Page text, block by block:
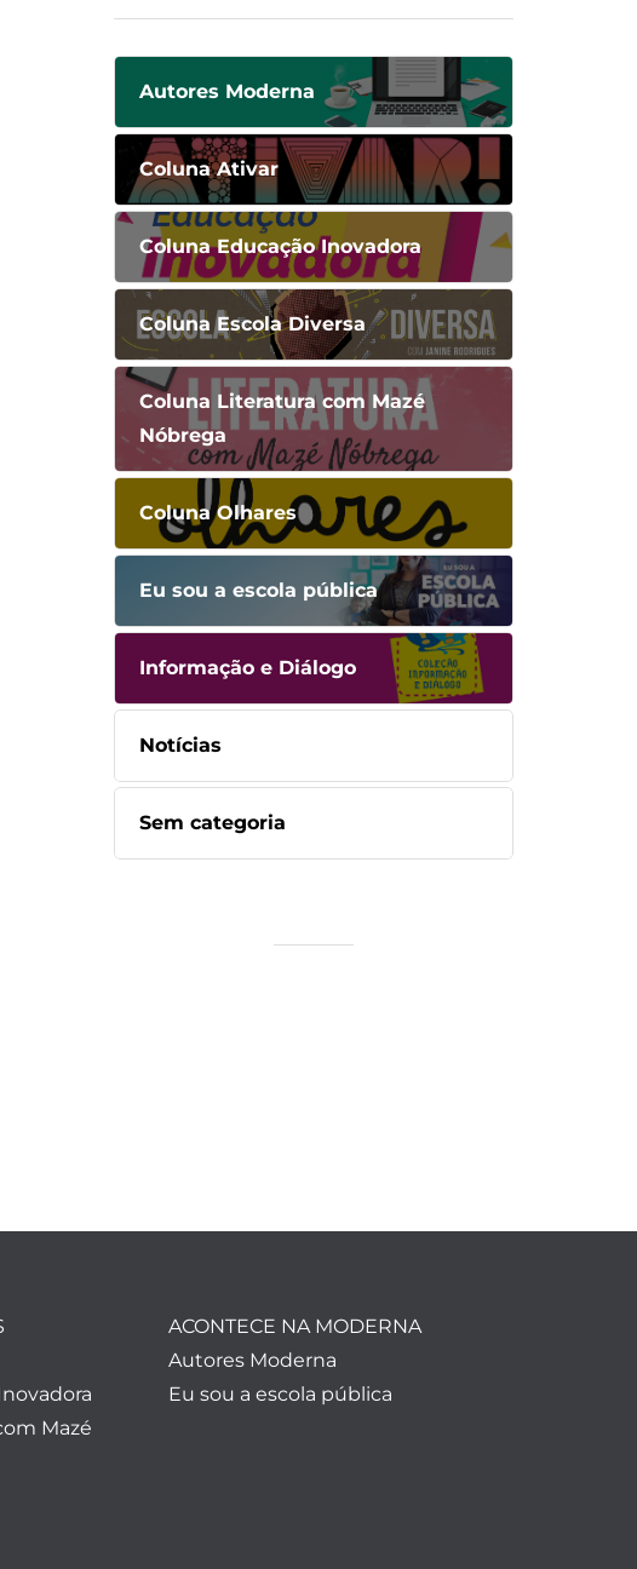
Autores Moderna
Coluna Ativar
Coluna Educação Inovadora
Coluna Escola Diversa
Coluna Literatura com Mazé
Nóbrega
Coluna Olhares
Eu sou a escola pública
Informação e Diálogo
Notícias
Sem categoria
Mazé
ACONTECE NA MODERNA
Autores Moderna
Eu sou a escola pública